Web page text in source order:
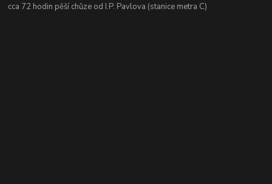
cca 72 hodin pěší chůze od I.P. Pavlova (stanice metra C)